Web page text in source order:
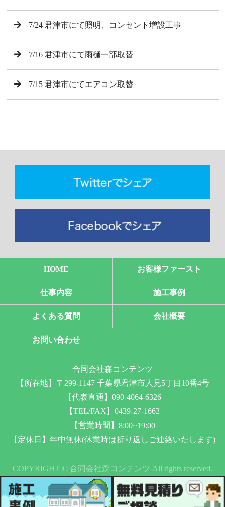
7/24 君津市にて照明、コンセント増設工事
7/16 君津市にて雨樋一部取替
7/15 君津市にてエアコン取替
HOME お客様ファースト
仕事内容 施工事例
よくある質問 会社概要
お問い合わせ
合同会社森コンテンツ
【所在地】〒299-1147 千葉県君津市人見5丁目10番4号
【代表直通】090-4064-6326
【TEL/FAX】0439-27-1662
【営業時間】8:00~19:00
【定休日】年中無休(休業時は折り返しご連絡いたします)
COPYRIGHT © 合同会社森コンテンツ All rights reserved.